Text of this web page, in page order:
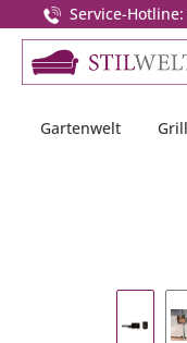
Zur
Service-
Gartenwelt